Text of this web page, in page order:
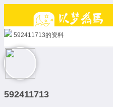
592411713的资料
592411713